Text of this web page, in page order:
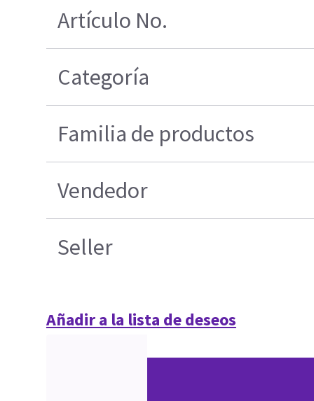
Artículo No.
Categoría
Familia de productos
Vendedor
Seller
Añadir a la lista de deseos